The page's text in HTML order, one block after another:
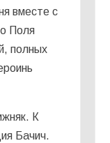
вместе с
Поля
полных
К
Бачич.